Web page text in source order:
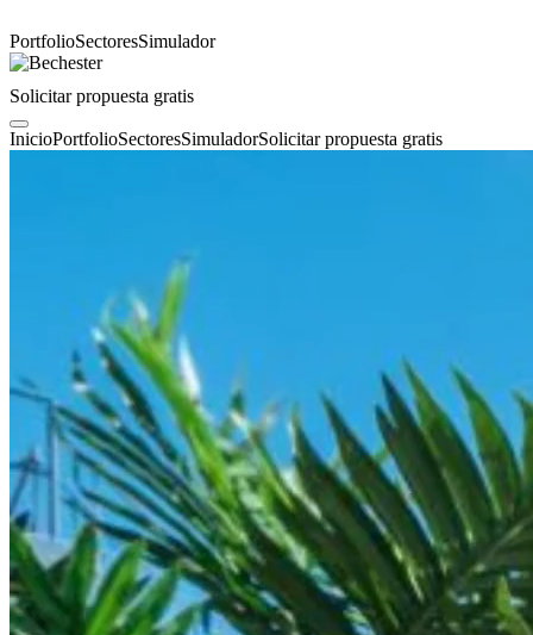
PortfolioSectoresSimulador
Solicitar propuesta gratis
InicioPortfolioSectoresSimuladorSolicitar propuesta gratis